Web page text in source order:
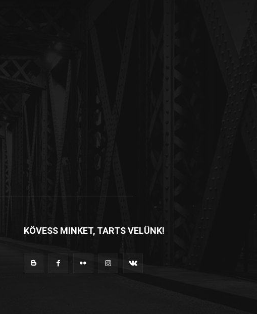
KÖVESS MINKET, TARTS VELÜNK!